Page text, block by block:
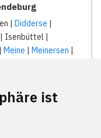
ist
| Didderse |
| Isenbüttel |
| Meine | Meinersen |